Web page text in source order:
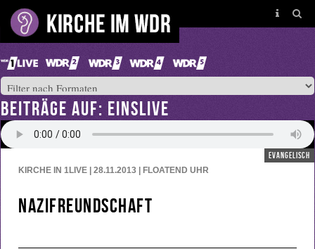
BEITRÄGE AUF: EINSLIVE
evangelisch
KIRCHE IN 1LIVE | 28.11.2013 | FLOATEND UHR
Nazifreundschaft